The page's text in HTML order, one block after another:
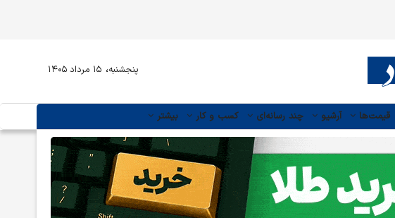
قیمت‌ها آرشیو چند رسانه‌ای کسب و کار بیشتر
پنجشنبه، ۱۵ مرداد ۱۴۰۵